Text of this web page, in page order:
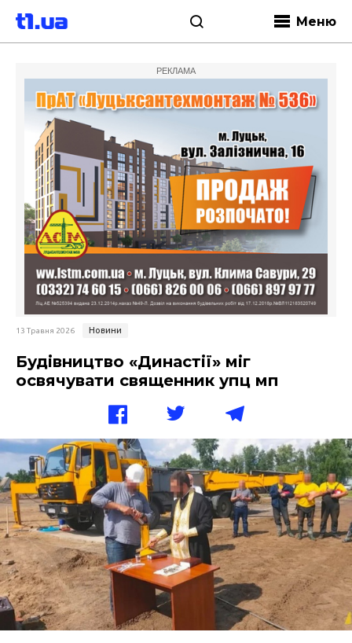
Меню
РЕКЛАМА
13 Травня 2026 Новини
Будівництво «Династії» міг
освячувати священник упц мп